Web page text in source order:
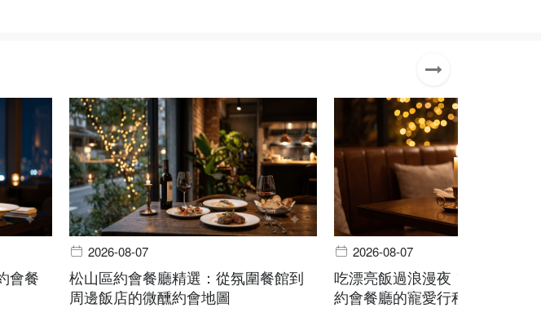
會餐
2026-08-07
松山區約會餐廳精選：從氛圍餐館到
周邊飯店的微醺約會地圖
2026-08-07
吃漂亮飯過浪漫夜！台北大安
約會餐廳的寵愛行程推薦